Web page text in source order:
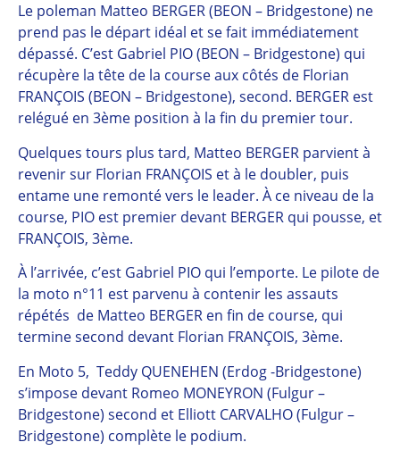
Le poleman Matteo BERGER (BEON – Bridgestone) ne
prend pas le départ idéal et se fait immédiatement
dépassé. C’est Gabriel PIO (BEON – Bridgestone) qui
récupère la tête de la course aux côtés de Florian
FRANÇOIS (BEON – Bridgestone), second. BERGER est
relégué en 3ème position à la fin du premier tour.
Quelques tours plus tard, Matteo BERGER parvient à
revenir sur Florian FRANÇOIS et à le doubler, puis
entame une remonté vers le leader. À ce niveau de la
course, PIO est premier devant BERGER qui pousse, et
FRANÇOIS, 3ème.
À l’arrivée, c’est Gabriel PIO qui l’emporte. Le pilote de
la moto n°11 est parvenu à contenir les assauts
répétés de Matteo BERGER en fin de course, qui
termine second devant Florian FRANÇOIS, 3ème.
En Moto 5, Teddy QUENEHEN (Erdog -Bridgestone)
s’impose devant Romeo MONEYRON (Fulgur –
Bridgestone) second et Elliott CARVALHO (Fulgur –
Bridgestone) complète le podium.